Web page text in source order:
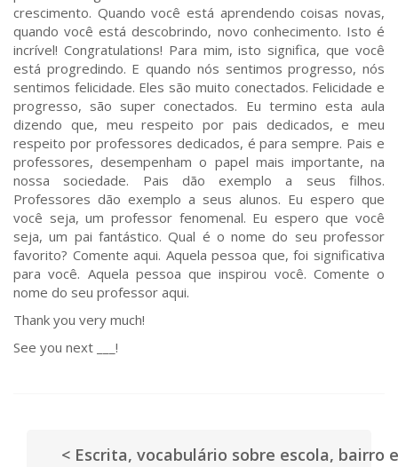
crescimento. Quando você está aprendendo coisas novas,
quando você está descobrindo, novo conhecimento. Isto é
incrível! Congratulations! Para mim, isto significa, que você
está progredindo. E quando nós sentimos progresso, nós
sentimos felicidade. Eles são muito conectados. Felicidade e
progresso, são super conectados. Eu termino esta aula
dizendo que, meu respeito por pais dedicados, e meu
respeito por professores dedicados, é para sempre. Pais e
professores, desempenham o papel mais importante, na
nossa sociedade. Pais dão exemplo a seus filhos.
Professores dão exemplo a seus alunos. Eu espero que
você seja, um professor fenomenal. Eu espero que você
seja, um pai fantástico. Qual é o nome do seu professor
favorito? Comente aqui. Aquela pessoa que, foi significativa
para você. Aquela pessoa que inspirou você. Comente o
nome do seu professor aqui.
Thank you very much!
See you next ___!
< Escrita, vocabulário sobre escola, bairro